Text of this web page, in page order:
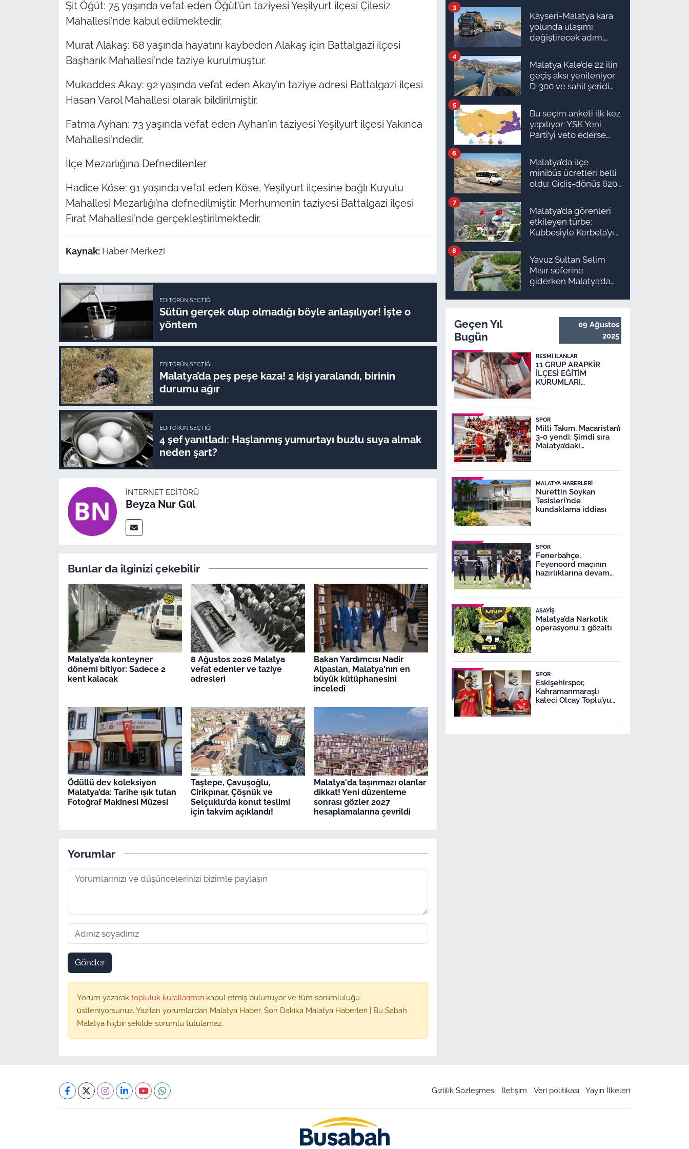
Şit Öğüt: 75 yaşında vefat eden Öğüt’ün taziyesi Yeşilyurt ilçesi Çilesiz
Mahallesi’nde kabul edilmektedir.
Murat Alakaş: 68 yaşında hayatını kaybeden Alakaş için Battalgazi ilçesi
Başharık Mahallesi’nde taziye kurulmuştur.
Mukaddes Akay: 92 yaşında vefat eden Akay’ın taziye adresi Battalgazi ilçesi
Hasan Varol Mahallesi olarak bildirilmiştir.
Fatma Ayhan: 73 yaşında vefat eden Ayhan’ın taziyesi Yeşilyurt ilçesi Yakınca
Mahallesi’ndedir.
İlçe Mezarlığına Defnedilenler
Hadice Köse: 91 yaşında vefat eden Köse, Yeşilyurt ilçesine bağlı Kuyulu
Mahallesi Mezarlığı’na defnedilmiştir. Merhumenin taziyesi Battalgazi ilçesi
Fırat Mahallesi’nde gerçekleştirilmektedir.
Kaynak: Haber Merkezi
EDITÖRÜN SEÇTIĞI
Sütün gerçek olup olmadığı böyle anlaşılıyor! İşte o
yöntem
EDITÖRÜN SEÇTIĞI
Malatya’da peş peşe kaza! 2 kişi yaralandı, birinin
durumu ağır
EDITÖRÜN SEÇTIĞI
4 şef yanıtladı: Haşlanmış yumurtayı buzlu suya almak
neden şart?
İNTERNET EDITÖRÜ
Beyza Nur Gül
Bunlar da ilginizi çekebilir
Malatya’da konteyner
dönemi bitiyor: Sadece 2
kent kalacak
8 Ağustos 2026 Malatya
vefat edenler ve taziye
adresleri
Bakan Yardımcısı Nadir
Alpaslan, Malatya'nın en
büyük kütüphanesini
inceledi
Ödüllü dev koleksiyon
Malatya’da: Tarihe ışık tutan
Fotoğraf Makinesi Müzesi
Taştepe, Çavuşoğlu,
Cirikpınar, Çöşnük ve
Selçuklu’da konut teslimi
için takvim açıklandı!
Malatya'da taşınmazı olanlar
dikkat! Yeni düzenleme
sonrası gözler 2027
hesaplamalarına çevrildi
Yorumlar
Gönder
Yorum yazarak topluluk kurallarımızı kabul etmiş bulunuyor ve tüm sorumluluğu
üstleniyorsunuz. Yazılan yorumlardan Malatya Haber, Son Dakika Malatya Haberleri | Bu Sabah
Malatya hiçbir şekilde sorumlu tutulamaz.
Kayseri-Malatya kara
yolunda ulaşımı
değiştirecek adım:
3
Malatya Kale’de 22 ilin
geçiş aksı yenileniyor:
D-300 ve sahil şeridi
4
Bu seçim anketi ilk kez
yapılıyor: YSK Yeni
Parti’yi veto ederse
olur?
5
Malatya’da ilçe
minibüs ücretleri belli
oldu: Gidiş-dönüş 620
6
Malatya’da görenleri
etkileyen türbe:
Kubbesiyle Kerbela’yı
7
Yavuz Sultan Selim
Mısır seferine
giderken Malatya’da
buranın ismi neden
8
Geçen Yıl
Bugün
09 Ağustos
2025
RESMI İLANLAR
11 GRUP ARAPKİR
İLÇESİ EĞİTİM
KURUMLARI
SPOR
Milli Takım, Macaristan’ı
3-0 yendi: Şimdi sıra
Malatya’daki
MALATYA HABERLERI
Nurettin Soykan
Tesisleri’nde
kundaklama iddiası
SPOR
Fenerbahçe,
Feyenoord maçının
hazırlıklarına devam
ASAYIŞ
Malatya’da Narkotik
operasyonu: 1 gözaltı
SPOR
Eskişehirspor,
Kahramanmaraşlı
kaleci Olcay Toplu’yu
Gizlilik Sözleşmesi İletişim Veri politikası Yayın İlkeleri